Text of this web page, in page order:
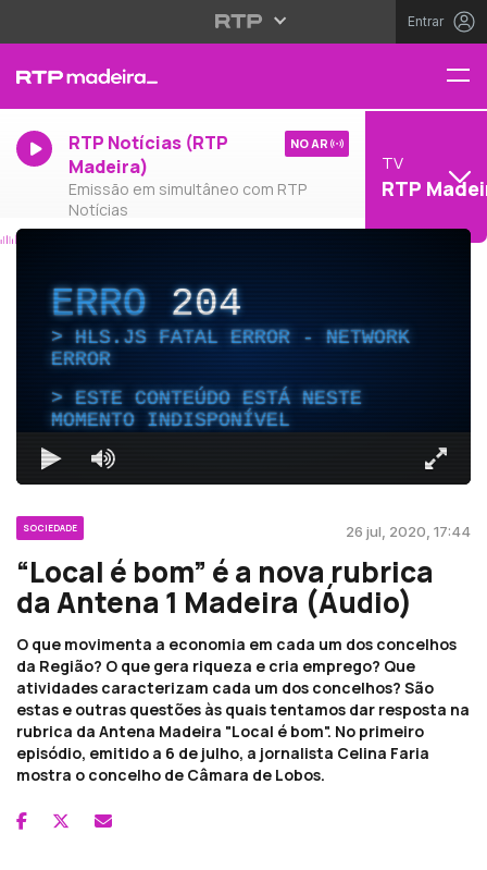
Entrar
RTP Notícias (RTP
Madeira)
Emissão em simultâneo com RTP
Notícias
NO AR
TV
RTP
ERRO204
HLS.JS FATAL ERROR - NETWORK
ERROR
ESTE CONTEÚDO ESTÁ NESTE
MOMENTO INDISPONÍVEL
SOCIEDADE 26 jul, 2020, 17:44
“Local é bom” é a nova rubrica
da Antena 1 Madeira (Áudio)
O que movimenta a economia em cada um dos concelhos
da Região? O que gera riqueza e cria emprego? Que
atividades caracterizam cada um dos concelhos? São
estas e outras questões às quais tentamos dar resposta na
rubrica da Antena Madeira "Local é bom". No primeiro
episódio, emitido a 6 de julho, a jornalista Celina Faria
mostra o concelho de Câmara de Lobos.